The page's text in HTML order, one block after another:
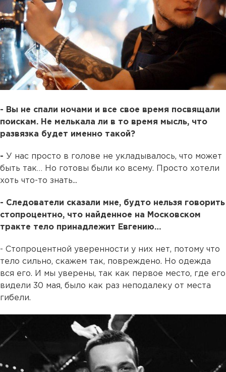
- Вы не спали ночами и все свое время посвящали
поискам. Не мелькала ли в то время мысль, что
развязка будет именно такой?
- У нас просто в голове не укладывалось, что может
быть так… Но готовы были ко всему. Просто хотели
хоть что-то знать...
- Следователи сказали мне, будто нельзя говорить
стопроцентно, что найденное на Московском
тракте тело принадлежит Евгению…
- Стопроцентной уверенности у них нет, потому что
тело сильно, скажем так, повреждено. Но одежда
вся его. И мы уверены, так как первое место, где его
видели 30 мая, было как раз неподалеку от места
гибели.